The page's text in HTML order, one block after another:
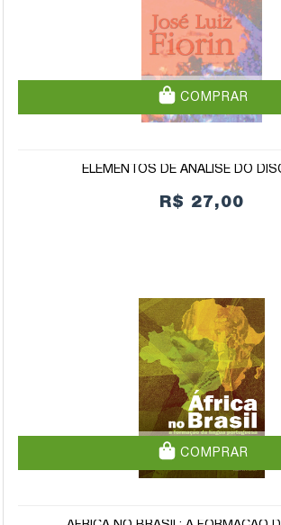
COMPRAR
ELEMENTOS DE ANÁLISE DO
R$ 27,00
COMPRAR